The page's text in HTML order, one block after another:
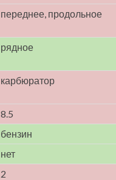
переднее, продольное
рядное
карбюратор
8.5
бензин
нет
2